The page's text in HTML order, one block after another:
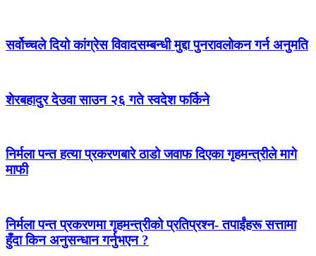
सर्वोच्चले दियो कांग्रेस विवादसम्बन्धी मुद्दा पुनरावलोकन गर्न अनुमति
शेरबहादुर देउवा साउन २६ गते स्वदेश फर्किने
निर्मला पन्त हत्या प्रकरणबारे ठाडो जवाफ दिएका गृहमन्त्रीले मागे
माफी
निर्मला पन्त प्रकरणमा गृहमन्त्रीको प्रतिप्रश्न- तपाईंहरू सत्तामा
हुँदा किन अनुसन्धान गर्नुभएन ?